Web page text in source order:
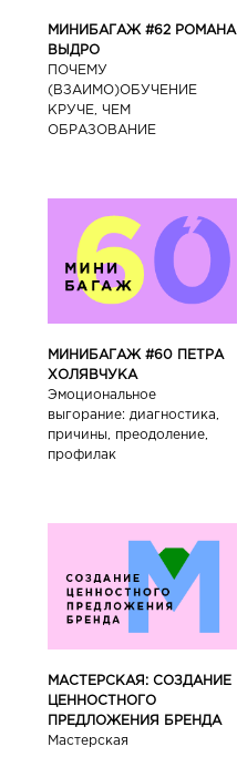
МИНИБАГАЖ #62 РОМАНА
ВЫДРО
ПОЧЕМУ
(ВЗАИМО)ОБУЧЕНИЕ
КРУЧЕ, ЧЕМ
ОБРАЗОВАНИЕ
МИНИБАГАЖ #60 ПЕТРА
ХОЛЯВЧУКА
Эмоциональное
выгорание: диагностика,
причины, преодоление,
профилак
МАСТЕРСКАЯ: СОЗДАНИЕ
ЦЕННОСТНОГО
ПРЕДЛОЖЕНИЯ БРЕНДА
Мастерская